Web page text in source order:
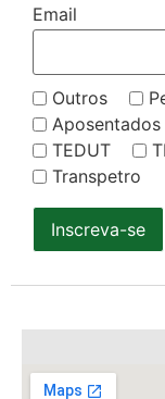
Email
Outros
Aposentados
TEDUT
Transpetro
Inscreva-se